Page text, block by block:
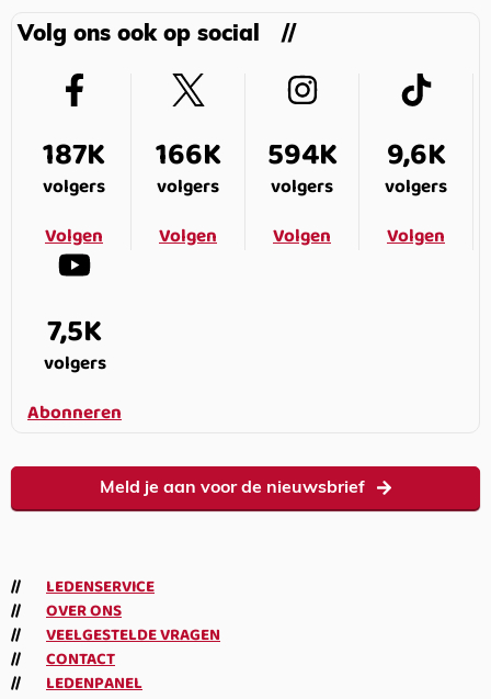
Volg ons ook op social
187K
volgers
Volgen
166K
volgers
Volgen
594K
volgers
Volgen
9,6K
volgers
Volgen
7,5K
volgers
Abonneren
Meld je aan voor de nieuwsbrief
LEDENSERVICE
OVER ONS
VEELGESTELDE VRAGEN
CONTACT
LEDENPANEL